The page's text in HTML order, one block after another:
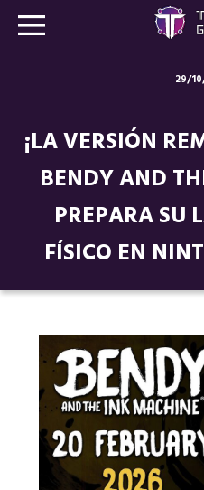
29/
¡LA VERSIÓN
BENDY AND
PREPARA SU
FÍSICO EN
Sobre
Nuestras